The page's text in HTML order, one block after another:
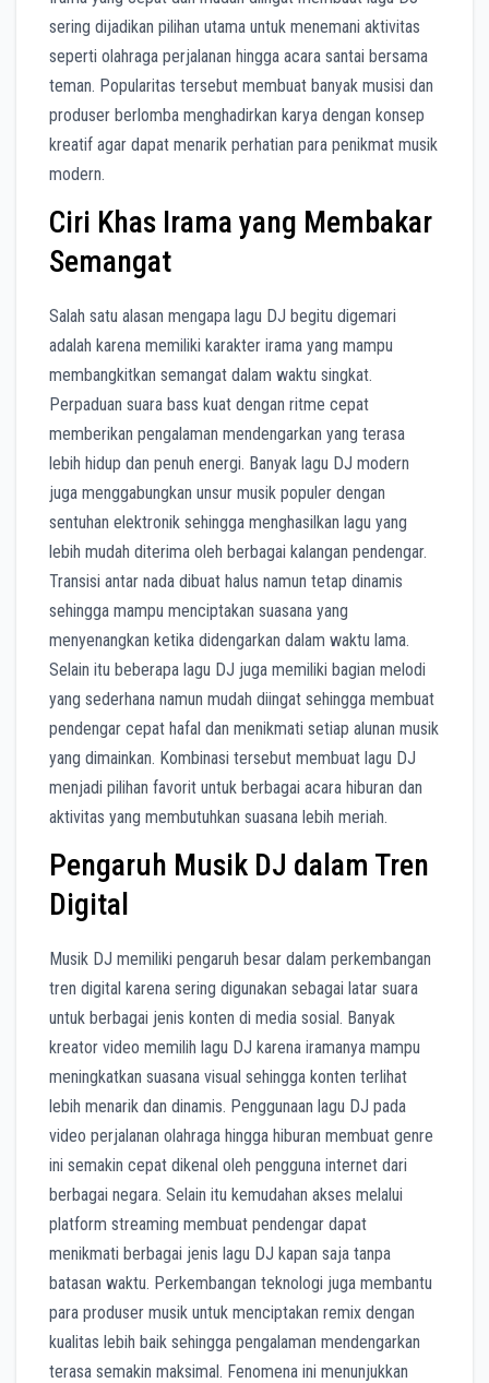
sering dijadikan pilihan utama untuk menemani aktivitas
seperti olahraga perjalanan hingga acara santai bersama
teman. Popularitas tersebut membuat banyak musisi dan
produser berlomba menghadirkan karya dengan konsep
kreatif agar dapat menarik perhatian para penikmat musik
modern.
Ciri Khas Irama yang Membakar
Semangat
Salah satu alasan mengapa lagu DJ begitu digemari
adalah karena memiliki karakter irama yang mampu
membangkitkan semangat dalam waktu singkat.
Perpaduan suara bass kuat dengan ritme cepat
memberikan pengalaman mendengarkan yang terasa
lebih hidup dan penuh energi. Banyak lagu DJ modern
juga menggabungkan unsur musik populer dengan
sentuhan elektronik sehingga menghasilkan lagu yang
lebih mudah diterima oleh berbagai kalangan pendengar.
Transisi antar nada dibuat halus namun tetap dinamis
sehingga mampu menciptakan suasana yang
menyenangkan ketika didengarkan dalam waktu lama.
Selain itu beberapa lagu DJ juga memiliki bagian melodi
yang sederhana namun mudah diingat sehingga membuat
pendengar cepat hafal dan menikmati setiap alunan musik
yang dimainkan. Kombinasi tersebut membuat lagu DJ
menjadi pilihan favorit untuk berbagai acara hiburan dan
aktivitas yang membutuhkan suasana lebih meriah.
Pengaruh Musik DJ dalam Tren
Digital
Musik DJ memiliki pengaruh besar dalam perkembangan
tren digital karena sering digunakan sebagai latar suara
untuk berbagai jenis konten di media sosial. Banyak
kreator video memilih lagu DJ karena iramanya mampu
meningkatkan suasana visual sehingga konten terlihat
lebih menarik dan dinamis. Penggunaan lagu DJ pada
video perjalanan olahraga hingga hiburan membuat genre
ini semakin cepat dikenal oleh pengguna internet dari
berbagai negara. Selain itu kemudahan akses melalui
platform streaming membuat pendengar dapat
menikmati berbagai jenis lagu DJ kapan saja tanpa
batasan waktu. Perkembangan teknologi juga membantu
para produser musik untuk menciptakan remix dengan
kualitas lebih baik sehingga pengalaman mendengarkan
terasa semakin maksimal. Fenomena ini menunjukkan